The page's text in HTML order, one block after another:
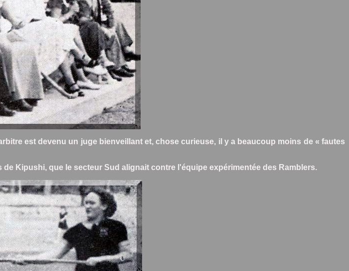
est devenu un juge bienveillant et, chose curieuse, il y a beaucoup moins de « fautes
Kipushi, que le secteur Sud alignait contre l'équipe expérimentée des Ramblers.